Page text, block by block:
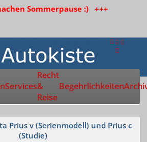
Sommerpause :) +++
Zur Startseite
Services
Recht
&
Reise
Begehrlichkeiten
Prius v (Serienmodell) und Prius c
(Studie)